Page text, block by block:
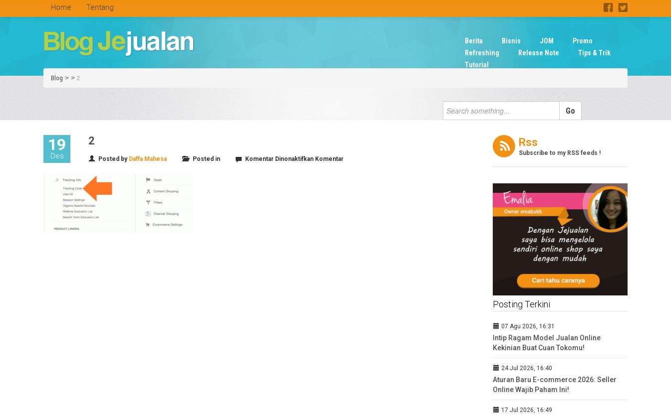
Home Tentang
Berita Bisnis JOM
Promo
Refreshing
Release Note
Tips & Trik
Tutorial
Blog > > 2
19
Des
2
Posted by Daffa Mahesa Posted in Komentar Dinonaktifkanpada
Komentar
Rss
Subscribe to my RSS feeds !
Posting Terkini
07 Agu 2026, 16:31
Intip Ragam Model Jualan Online
Kekinian Buat Cuan Tokomu!
24 Jul 2026, 16:40
Aturan Baru E-commerce 2026: Seller
Online Wajib Paham Ini!
17 Jul 2026, 16:49